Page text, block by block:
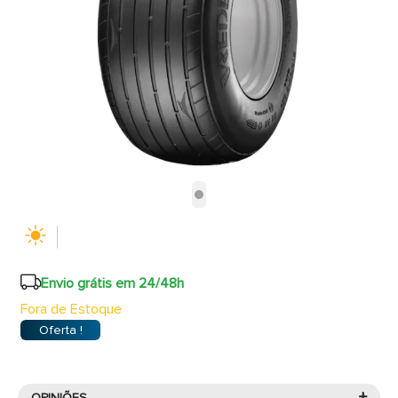
Envio grátis em 24/48h
Fora de Estoque
Oferta !